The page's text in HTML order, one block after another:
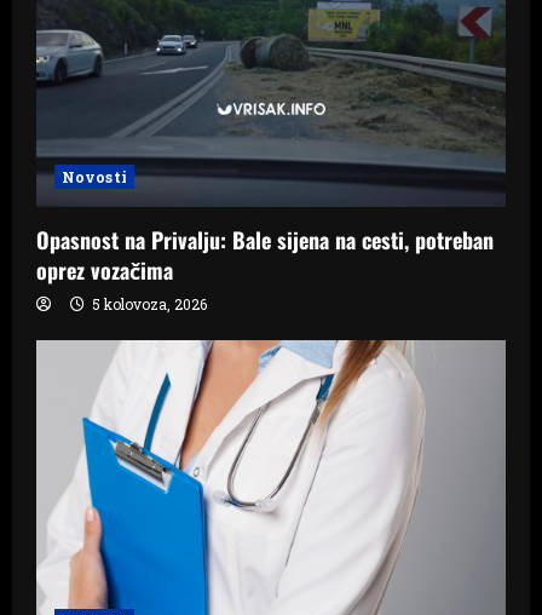
Novosti
Opasnost na Privalju: Bale sijena na cesti, potreban
oprez vozačima
5 kolovoza, 2026